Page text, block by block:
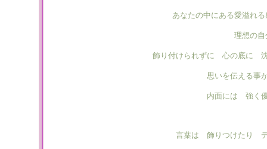
あなたの中にある愛溢れ
理想の
飾り付けられずに 心の底に 沈
思いを伝える事
内面には 強く
言葉は 飾りつけたり デ